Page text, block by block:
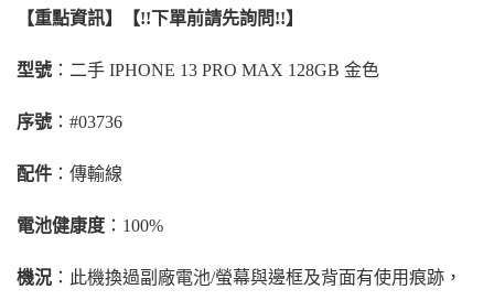
【重點資訊】【!!下單前請先詢問!!】
型號 ：二手 IPHONE 13 PRO MAX 128GB 金色
序號 ：#03736
配件 ：傳輸線
電池健康度 ：100%
機況 ：此機換過副廠電池/螢幕與邊框及背面有使用痕跡，